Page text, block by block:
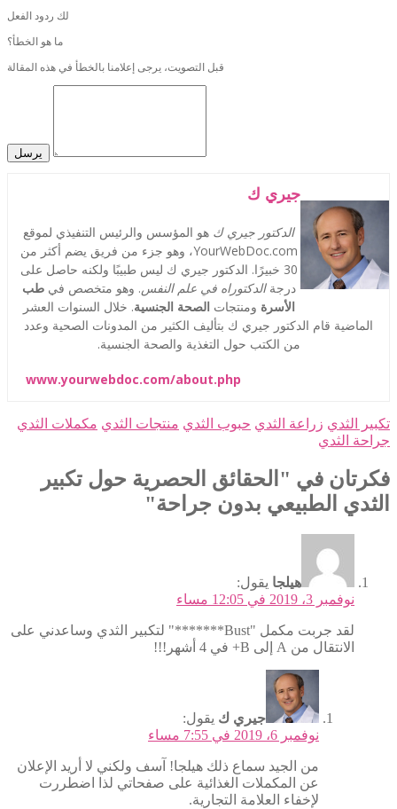
لك ردود الفعل
ما هو الخطأ؟
قبل التصويت، يرجى إعلامنا بالخطأ في هذه المقالة
يرسل
جيري ك
الدكتور جيري ك هو المؤسس والرئيس التنفيذي لموقع
YourWebDoc.com، وهو جزء من فريق يضم أكثر من
30 خبيرًا. الدكتور جيري ك ليس طبيبًا ولكنه حاصل على
درجةالدكتوراه في علم النفس. وهو متخصص فيطب
الأسرة ومنتجات الصحة الجنسية. خلال السنوات العشر
الماضية قام الدكتور جيري ك بتأليف الكثير من المدونات الصحية وعدد
من الكتب حول التغذية والصحة الجنسية.
www.yourwebdoc.com/about.php
تكبير الثدي زراعة الثدي حبوب الثدي منتجات الثدي مكملات الثدي
جراحة الثدي
فكرتان في "الحقائق الحصرية حول تكبير
الثدي الطبيعي بدون جراحة"
هيلجا يقول:
نوفمبر 3، 2019 في 12:05 مساء
لقد جربت مكمل "Bust*******" لتكبير الثدي وساعدني على
الانتقال من A إلى B+ في 4 أشهر!!!
جيري ك يقول:
نوفمبر 6، 2019 في 7:55 مساء
من الجيد سماع ذلك هيلجا! آسف ولكني لا أريد الإعلان
عن المكملات الغذائية على صفحاتي لذا اضطررت
لإخفاء العلامة التجارية.